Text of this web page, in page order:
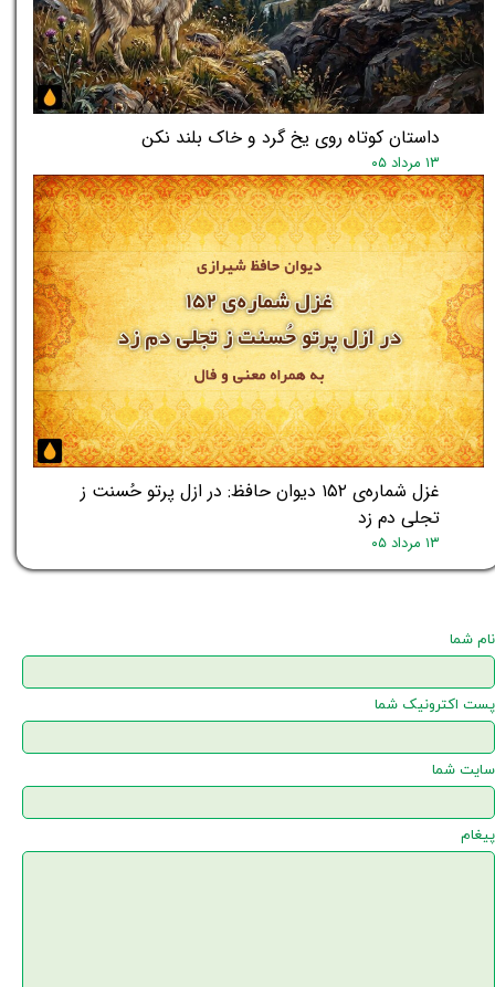
داستان کوتاه روی یخ گرد و خاک بلند نکن
۱۳ مرداد ۰۵
غزل شماره‌ی ۱۵۲ دیوان حافظ: در ازل پرتو حُسنت ز
تجلی دم زد
۱۳ مرداد ۰۵
نام شما
پست اکترونیک شما
سایت شما
پیغام